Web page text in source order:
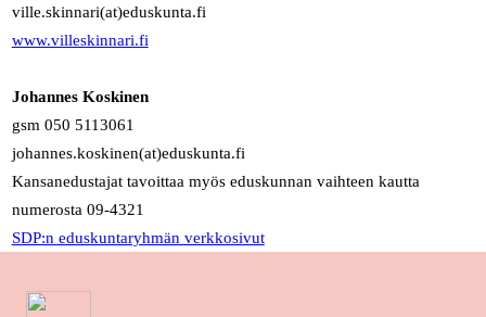
ville.skinnari(at)eduskunta.fi
www.villeskinnari.fi
Johannes Koskinen
gsm 050 5113061
johannes.koskinen(at)eduskunta.fi
Kansanedustajat tavoittaa myös eduskunnan vaihteen kautta
numerosta 09-4321
SDP:n eduskuntaryhmän verkkosivut